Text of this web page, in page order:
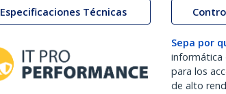
Especificaciones Técnicas
Sepa por
informática
para los
de alto